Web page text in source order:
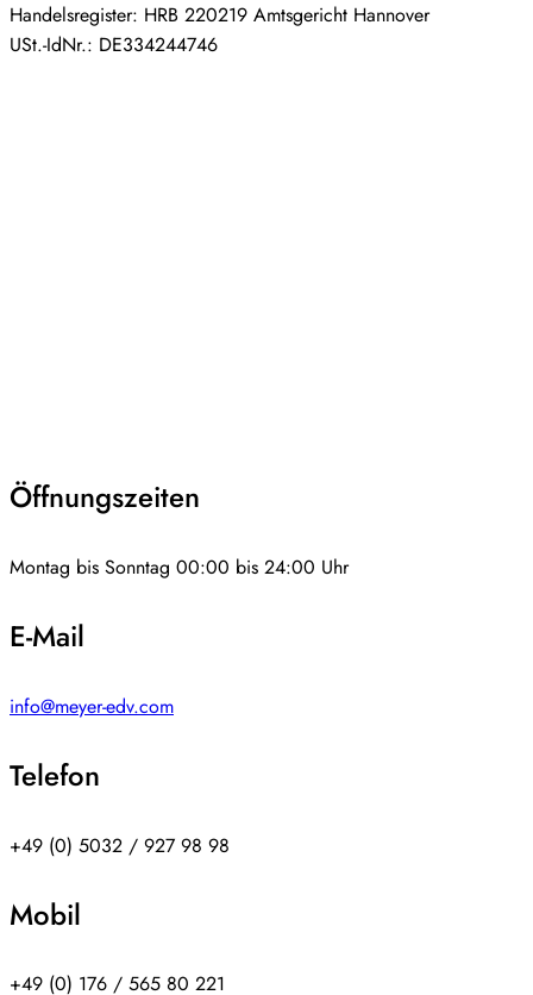
Handelsregister: HRB 220219 Amtsgericht Hannover
USt.-IdNr.: DE334244746
Öffnungszeiten
Montag bis Sonntag 00:00 bis 24:00 Uhr
E-Mail
info@meyer-edv.com
Telefon
+49 (0) 5032 / 927 98 98
Mobil
+49 (0) 176 / 565 80 221